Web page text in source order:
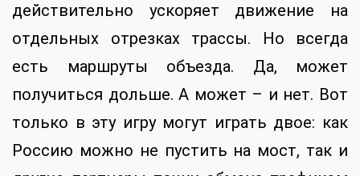
действительно ускоряет движение на
отдельных отрезках трассы. Но всегда
есть маршруты объезда. Да, может
получиться дольше. А может – и нет. Вот
только в эту игру могут играть двое: как
Россию можно не пустить на мост, так и